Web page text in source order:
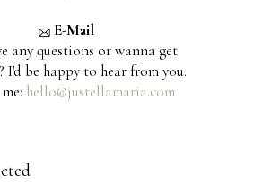
E-Mail
any questions or wanna get
I'd be happy to hear from you.
hello@justellamaria.com